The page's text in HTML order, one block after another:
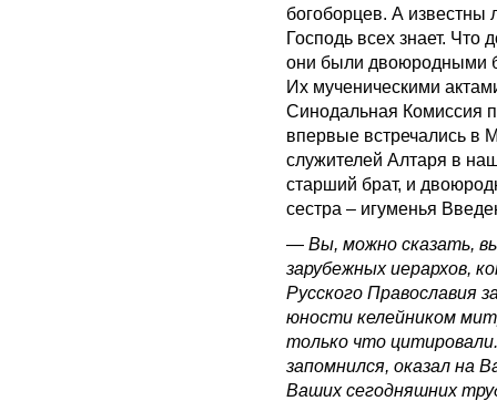
богоборцев. А известны
Господь всех знает.
они были двоюродными
Их мученическими
Синодальная Комиссия
впервые встречались в
служителей Алтаря в
старший брат, и
сестра – игуменья
— Вы, можно сказать,
зарубежных иерархов,
Русского Православия
юности келейником
только что
запомнился, оказал на
Ваших сегодняшних